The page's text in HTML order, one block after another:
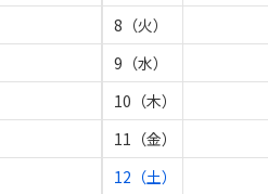
8（火）
9（水）
10（木）
11（金）
12（土）